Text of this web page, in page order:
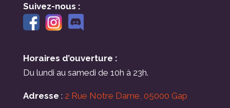
Suivez-nous :
Horaires d’ouverture :
Du lundi au samedi de 10h à 23h.
Adresse : 2 Rue Notre Dame, 05000 Gap